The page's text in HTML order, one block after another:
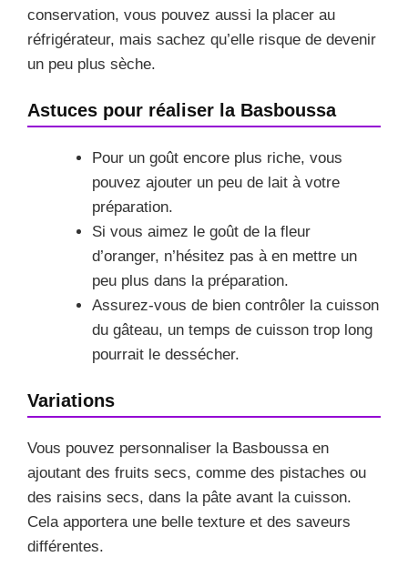
conservation, vous pouvez aussi la placer au
réfrigérateur, mais sachez qu’elle risque de devenir
un peu plus sèche.
Astuces pour réaliser la Basboussa
Pour un goût encore plus riche, vous
pouvez ajouter un peu de lait à votre
préparation.
Si vous aimez le goût de la fleur
d’oranger, n’hésitez pas à en mettre un
peu plus dans la préparation.
Assurez-vous de bien contrôler la cuisson
du gâteau, un temps de cuisson trop long
pourrait le dessécher.
Variations
Vous pouvez personnaliser la Basboussa en
ajoutant des fruits secs, comme des pistaches ou
des raisins secs, dans la pâte avant la cuisson.
Cela apportera une belle texture et des saveurs
différentes.